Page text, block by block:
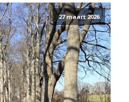
27 maart 2026